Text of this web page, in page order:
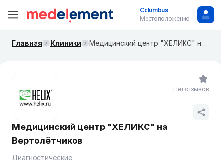
Columbus
Местоположение
Главная Клиники Медицинский центр "ХЕЛИКС" на Вертолётчиков
Медицинский центр "ХЕЛИКС" на
Вертолётчиков
Диагностические
Нет отзывов